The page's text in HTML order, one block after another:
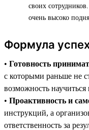
своих
очень высоко
Формула
• Готовность
с которыми раньше не
возможность научиться
• Проактивность и
инструкций, а
ответственность за